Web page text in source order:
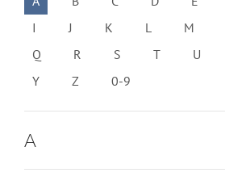
I
J K L M
Q
R S T U
Y
Z 0-9
A